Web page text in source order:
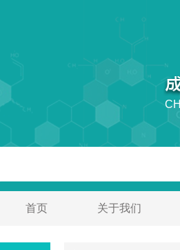
首页 关于我们